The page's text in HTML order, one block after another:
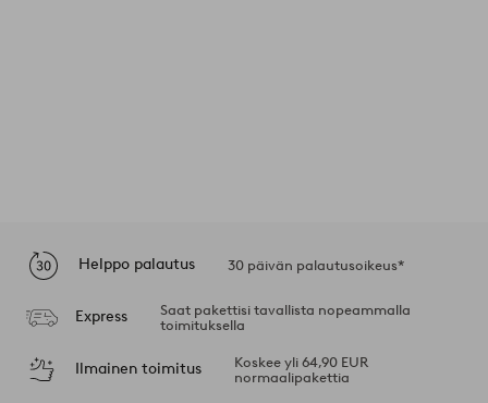
Helppo palautus 30 päivän palautusoikeus*
Express
Saat pakettisi tavallista nopeammalla
toimituksella
Ilmainen toimitus
Koskee yli 64,90 EUR
normaalipakettia